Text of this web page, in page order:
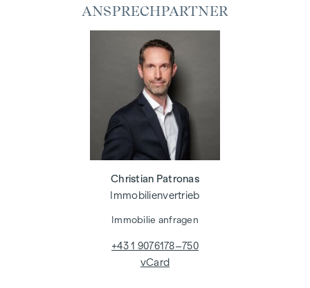
ANSPRECHPARTNER
Christian Patronas
Immobilienvertrieb
Immobilie anfragen
+43 1 9076178–750
vCard